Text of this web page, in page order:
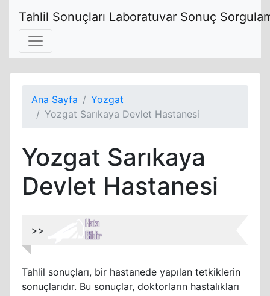
Tahlil Sonuçları Laboratuvar Sonuç
Ana Sayfa
Yozgat
Yozgat Sarıkaya Devlet Hastanesi
Yozgat Sarıkaya
Devlet Hastanesi
>>
Tahlil sonuçları, bir hastanede yapılan tetkiklerin
sonuçlarıdır. Bu sonuçlar, doktorların hastalıkları